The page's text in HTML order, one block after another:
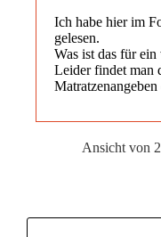
Ich habe hier im
gelesen.
Was ist das für ein
Leider findet man
Ansicht von